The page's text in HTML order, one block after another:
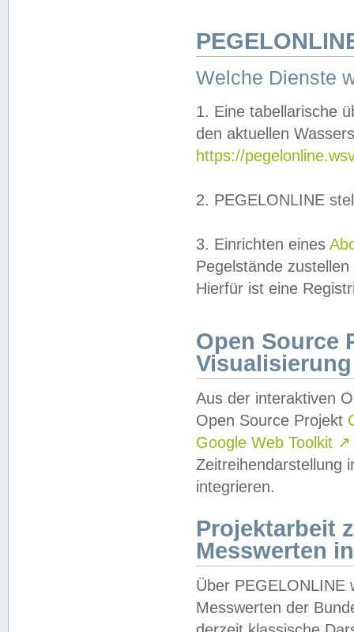
Welche Dienste
1. Eine tabellarische
den aktuellen
https://
2. PEGELONLINE
3. Einrichten eines
Pegelstände
Hierfür ist eine
Open Source
Visualisierung
Aus der interaktiven
Open Source Projekt
Google Web Toolkit ↗
Zeitreihendarstellung
integrieren.
Projektarbeit
Messwerten
Über PEGELONLINE
Messwerten der